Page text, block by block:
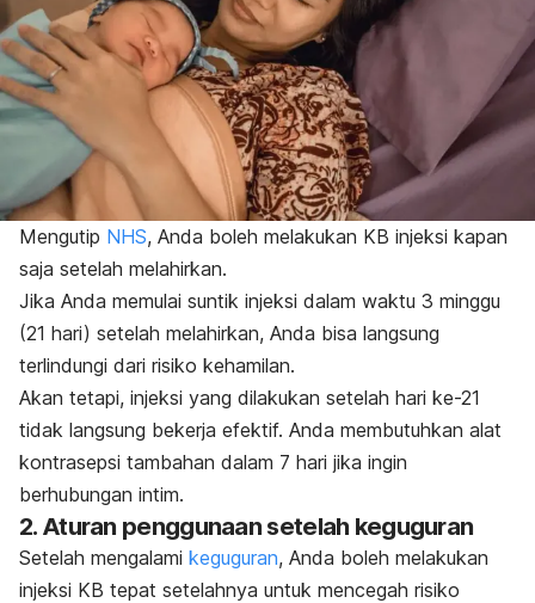
Mengutip NHS, Anda boleh melakukan KB injeksi kapan
saja setelah melahirkan.
Jika Anda memulai suntik injeksi dalam waktu 3 minggu
(21 hari) setelah melahirkan, Anda bisa langsung
terlindungi dari risiko kehamilan.
Akan tetapi, injeksi yang dilakukan setelah hari ke-21
tidak langsung bekerja efektif. Anda membutuhkan alat
kontrasepsi tambahan dalam 7 hari jika ingin
berhubungan intim.
2. Aturan penggunaan setelah keguguran
Setelah mengalami keguguran, Anda boleh melakukan
injeksi KB tepat setelahnya untuk mencegah risiko